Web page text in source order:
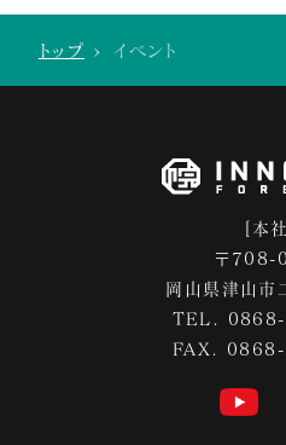
トップ > イベント
[本
〒708-
岡山県津山
TEL.
FAX.